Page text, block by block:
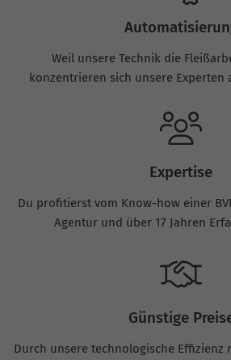
Weil unsere Technik die
konzentrieren sich unsere Experten
Expertise
Du profitierst vom Know-how einer
Agentur und über 17 Jahren
Günstige
Durch unsere technologische Effizienz